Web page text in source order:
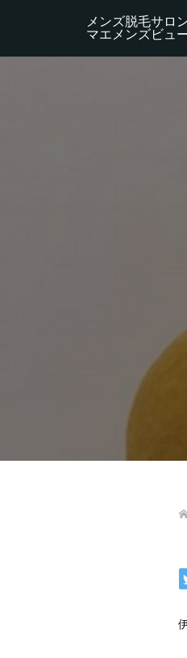
メンズ脱毛サロ
マエメンズビュ